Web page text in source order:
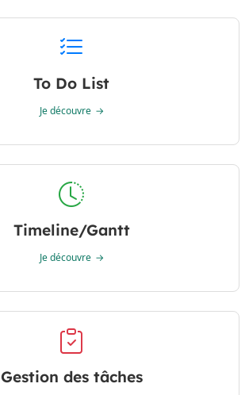
To Do List
Je découvre
Timeline/Gantt
Je découvre
Gestion des tâches